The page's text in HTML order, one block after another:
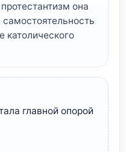
она
католического
главной опорой